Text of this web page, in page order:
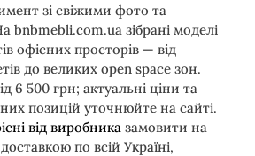
зі свіжими фото та
bnbmebli.com.ua зібрані моделі
офісних просторів — від
до великих open space зон.
6 500 грн; актуальні ціни та
позицій уточнюйте на сайті.
від виробника замовити на
по всій Україні,